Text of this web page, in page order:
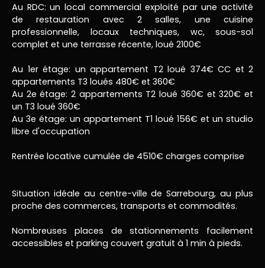
Au RDC: un local commercial exploité par une activité
de restauration avec 2 salles, une cuisine
professionnelle, locaux techniques, wc, sous-sol
complet et une terrasse récente, loué 2100€
Au 1er étage: un appartement T2 loué 374€ CC et 2
appartements T3 loués 480€ et 360€
Au 2e étage: 2 appartements T2 loué 360€ et 320€ et
un T3 loué 360€
Au 3e étage: un appartement T1 loué 156€ et un studio
libre d'occupation
Rentrée locative cumulée de 4510€ charges comprise
Situation idéale au centre-ville de Sarrebourg, au plus
proche des commerces, transports et commodités.
Nombreuses places de stationnements facilement
accessibles et parking couvert gratuit à 1 min à pieds.